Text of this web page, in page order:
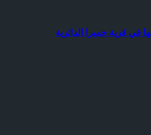
قرية جميرا الدائرية